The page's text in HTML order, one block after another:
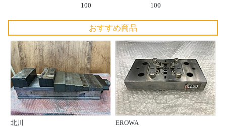
100
100
おすすめ商品
北川
EROWA